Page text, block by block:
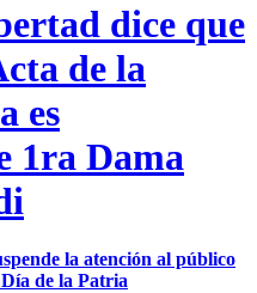
dice que
de la
es
1ra Dama
la atención al público
de la Patria